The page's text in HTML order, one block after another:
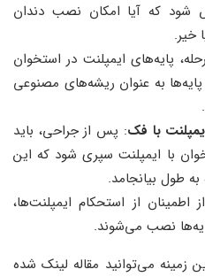
شود که آیا امکان نصب دندان
خیر.
پایه‌های ایمپلنت در استخوان
به عنوان ریشه‌های مصنوعی
با فک: پس از جراحی، باید
با ایمپلنت سپری شود که این
طول بیانجامد.
از استحکام ایمپلنت‌ها،
نصب می‌شوند.
زمینه می‌توانید مقاله لینک شده